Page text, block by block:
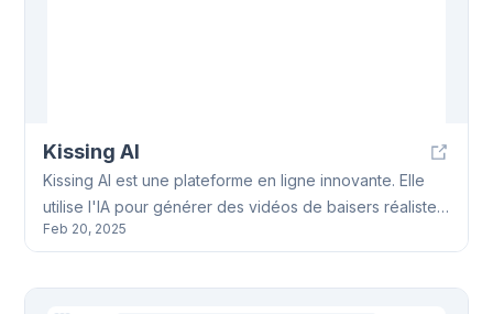
Kissing AI
Kissing AI est une plateforme en ligne innovante. Elle
utilise l'IA pour générer des vidéos de baisers réalistes
à partir de photos. Avec Kissing AI, transformez des
rapidement et simplement.
Feb 20, 2025